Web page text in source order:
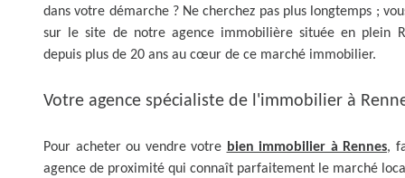
dans votre démarche ? Ne cherchez pas plus longtemps ;
sur le site de notre agence immobilière située en plein
depuis plus de 20 ans au cœur de ce marché immobilier.
Votre agence spécialiste de l'immobilier à
Pour acheter ou vendre votre bien immobilier à Rennes,
agence de proximité qui connaît parfaitement le marché